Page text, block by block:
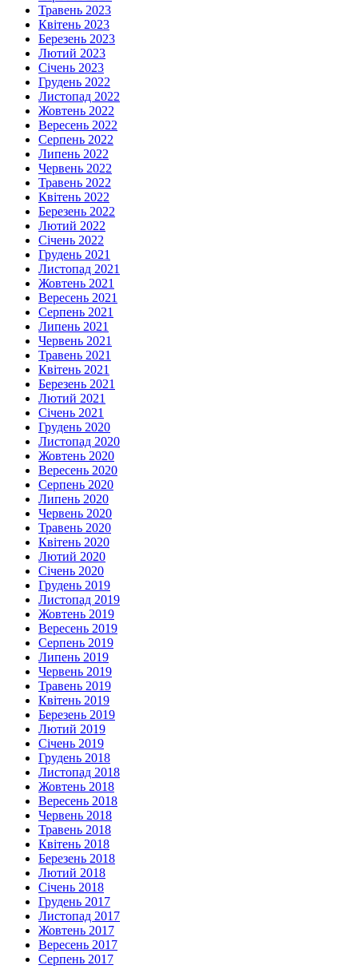
Травень 2023
Квітень 2023
Березень 2023
Лютий 2023
Січень 2023
Грудень 2022
Листопад 2022
Жовтень 2022
Вересень 2022
Серпень 2022
Липень 2022
Червень 2022
Травень 2022
Квітень 2022
Березень 2022
Лютий 2022
Січень 2022
Грудень 2021
Листопад 2021
Жовтень 2021
Вересень 2021
Серпень 2021
Липень 2021
Червень 2021
Травень 2021
Квітень 2021
Березень 2021
Лютий 2021
Січень 2021
Грудень 2020
Листопад 2020
Жовтень 2020
Вересень 2020
Серпень 2020
Липень 2020
Червень 2020
Травень 2020
Квітень 2020
Лютий 2020
Січень 2020
Грудень 2019
Листопад 2019
Жовтень 2019
Вересень 2019
Серпень 2019
Липень 2019
Червень 2019
Травень 2019
Квітень 2019
Березень 2019
Лютий 2019
Січень 2019
Грудень 2018
Листопад 2018
Жовтень 2018
Вересень 2018
Червень 2018
Травень 2018
Квітень 2018
Березень 2018
Лютий 2018
Січень 2018
Грудень 2017
Листопад 2017
Жовтень 2017
Вересень 2017
Серпень 2017